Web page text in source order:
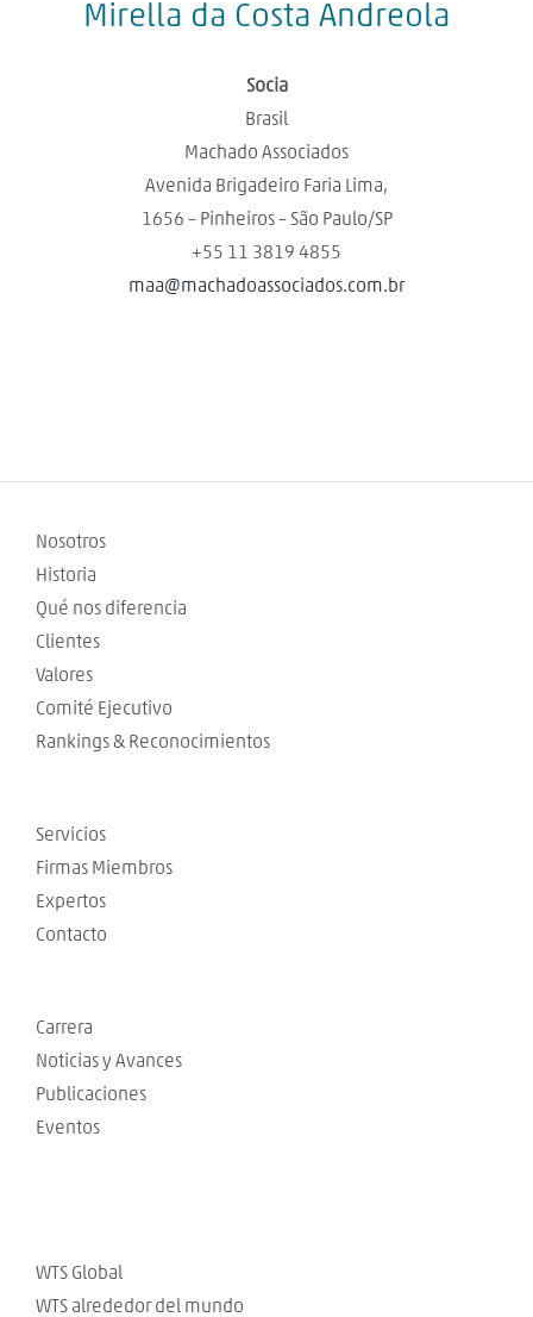
Mirella da Costa Andreola
Socia
Brasil
Machado Associados
Avenida Brigadeiro Faria Lima,
1656 – Pinheiros – São Paulo/SP
+55 11 3819 4855
maa@machadoassociados.com.br
Nosotros
Historia
Qué nos diferencia
Clientes
Valores
Comité Ejecutivo
Rankings & Reconocimientos
Servicios
Firmas Miembros
Expertos
Contacto
Carrera
Noticias y Avances
Publicaciones
Eventos
WTS Global
WTS alrededor del mundo